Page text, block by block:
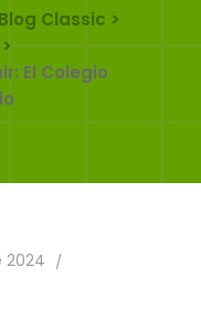
Blog Classic >
>
El Colegio
2024